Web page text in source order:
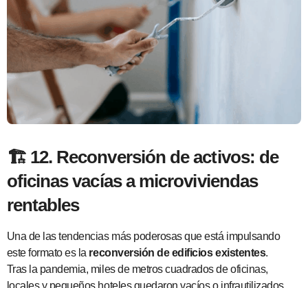
🏗️ 12. Reconversión de activos: de
oficinas vacías a microviviendas
rentables
Una de las tendencias más poderosas que está impulsando
este formato es la reconversión de edificios existentes.
Tras la pandemia, miles de metros cuadrados de oficinas,